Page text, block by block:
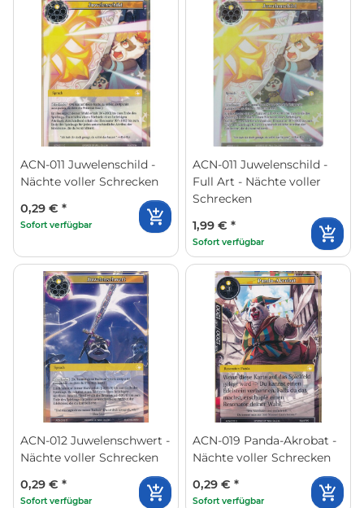
ACN-011 Juwelenschild -
Nächte voller Schrecken
0,29 € *
Sofort verfügbar
ACN-011 Juwelenschild -
Full Art - Nächte voller
Schrecken
1,99 € *
Sofort verfügbar
ACN-012 Juwelenschwert -
Nächte voller Schrecken
0,29 € *
Sofort verfügbar
ACN-019 Panda-Akrobat -
Nächte voller Schrecken
0,29 € *
Sofort verfügbar